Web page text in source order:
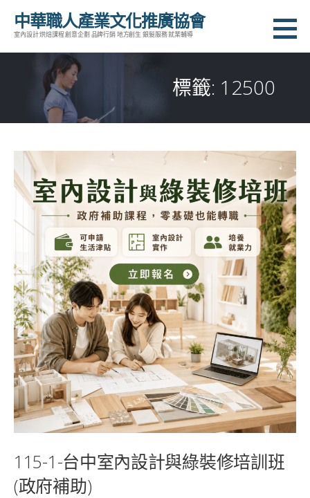
中華職人產業文化推廣協會
室內設計 烘焙課程 創意企劃 品牌行銷 地方創生 銀髮服務 就業輔導
標籤: 12500
115-1-台中室內設計與綠裝修培訓班
(政府補助)